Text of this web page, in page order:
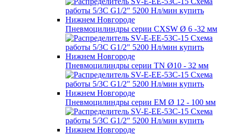
Пневмоцилиндры серии CXSW Ø 6 -32 мм
Пневмоцилиндры серии TN Ø10 - 32 мм
Пневмоцилиндры серии EM Ø 12 - 100 мм